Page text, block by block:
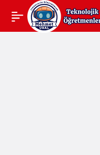
2023 – 2024 Öğretim Yılı